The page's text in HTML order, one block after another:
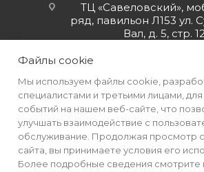
ТЦ «Савеловский»,
ряд, павильон Л153 ул.
Вал, д. 5, стр.
Файлы cookie
Мы используем файлы cookie,
специалистами и третьими лицами, для
событий на нашем веб-сайте, что
улучшать взаимодействие с
обслуживание. Продолжая просмотр
сайта, вы принимаете условия его
Более подробные сведения смотрите